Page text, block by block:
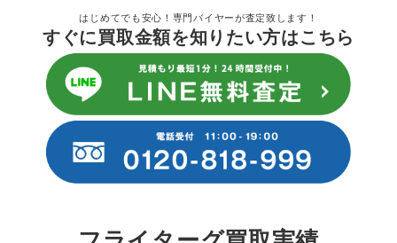
はじめてでも安心！専門バイヤーが査定致します！
すぐに買取金額を知りたい方はこちら